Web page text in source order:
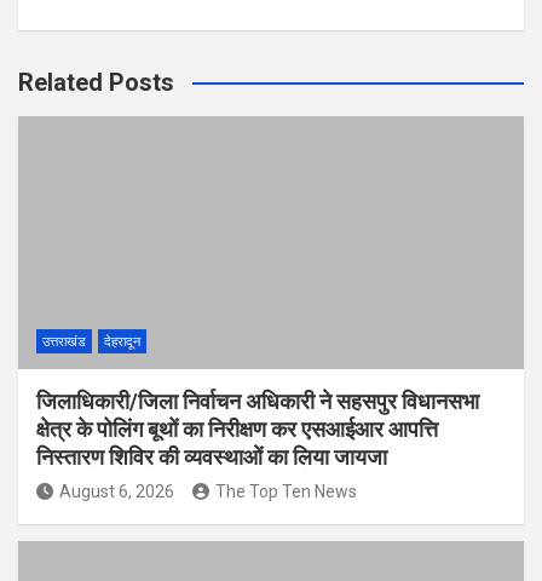
Related Posts
उत्तराखंड देहरादून
जिलाधिकारी/जिला निर्वाचन अधिकारी ने सहसपुर विधानसभा
क्षेत्र के पोलिंग बूथों का निरीक्षण कर एसआईआर आपत्ति
निस्तारण शिविर की व्यवस्थाओं का लिया जायजा
August 6, 2026 The Top Ten News